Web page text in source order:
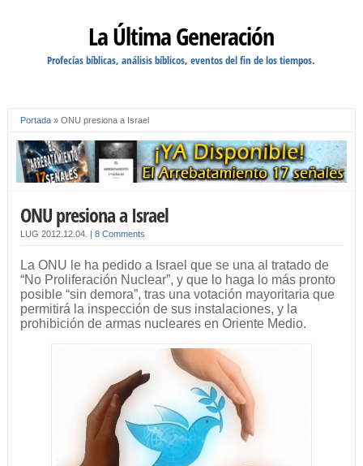
La Última Generación
Profecías bíblicas, análisis bíblicos, eventos del fin de los tiempos.
Portada» ONU presiona a Israel
ONU presiona a Israel
LUG 2012.12.04. 8 Comments
La ONU le ha pedido a Israel que se una al tratado de
“No Proliferación Nuclear”, y que lo haga lo más pronto
posible “sin demora”, tras una votación mayoritaria que
permitirá la inspección de sus instalaciones, y la
prohibición de armas nucleares en Oriente Medio.